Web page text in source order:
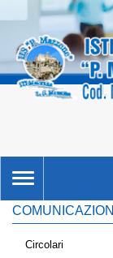
TOGGLE
NAVIGATION
COMUNICAZIONI
Circolari